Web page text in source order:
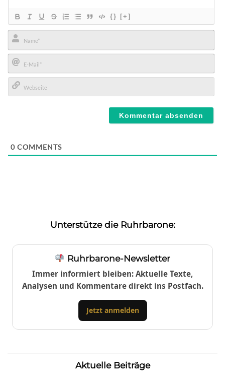
{} [+]
Name*
E-
Mail*
0 COMMENTS
Unterstütze die Ruhrbarone:
Ruhrbarone-Newsletter
Immer informiert bleiben: Aktuelle Texte,
Analysen und Kommentare direkt ins Postfach.
Jetzt anmelden
Aktuelle Beiträge